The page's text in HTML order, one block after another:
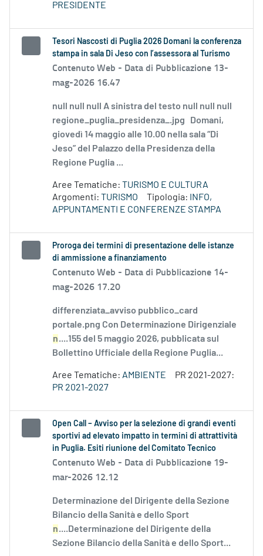
PRESIDENTE
Tesori Nascosti di Puglia 2026 Domani la conferenza
stampa in sala Di Jeso con l’assessora al Turismo
Contenuto Web - Data di Pubblicazione 13-
mag-2026 16.47
null null null A sinistra del testo null null null
regione_puglia_presidenza_.jpg Domani,
giovedì 14 maggio alle 10.00 nella sala “Di
Jeso” del Palazzo della Presidenza della
Regione Puglia ...
Aree Tematiche: TURISMO E CULTURA
Argomenti: TURISMO Tipologia:
INFO,
APPUNTAMENTI E CONFERENZE STAMPA
Proroga dei termini di presentazione delle istanze
di ammissione a finanziamento
Contenuto Web - Data di Pubblicazione 14-
mag-2026 17.20
differenziata_avviso pubblico_card
portale.png Con Determinazione Dirigenziale
n....155 del 5 maggio 2026, pubblicata sul
Bollettino Ufficiale della Regione Puglia...
Aree Tematiche: AMBIENTE
PR 2021-2027:
PR 2021-2027
Open Call – Avviso per la selezione di grandi eventi
sportivi ad elevato impatto in termini di attrattività
in Puglia. Esiti riunione del Comitato Tecnico
Contenuto Web - Data di Pubblicazione 19-
mar-2026 12.12
Determinazione del Dirigente della Sezione
Bilancio della Sanità e dello Sport
n....Determinazione del Dirigente della
Sezione Bilancio della Sanità e dello Sport...